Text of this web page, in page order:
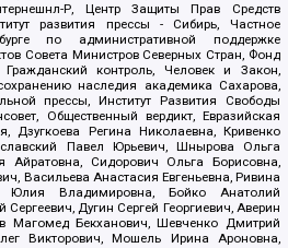
Р, Центр Защиты Прав Средств
развития прессы - Сибирь, Частное
по административной поддержке
Совета Министров Северных Стран, Фонд
контроль, Человек и Закон,
наследия академика Сахарова,
прессы, Институт Развития Свободы
Общественный вердикт, Евразийская
Дзугкоева Регина Николаевна, Кривенко
Павел Юрьевич, Шнырова Ольга
Сидорович Ольга Борисовна,
Васильева Анастасия Евгеньевна, Ривина
Юлия Владимировна, Бойко Анатолий
Дугин Сергей Георгиевич, Аверин
Магомед Бекханович, Шевченко Дмитрий
Викторович, Мошель Ирина Ароновна,